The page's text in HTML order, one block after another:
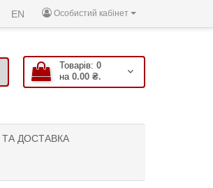
Особистий кабінет
EN
Товарів: 0
на 0.00 ₴.
ДОСТАВКА